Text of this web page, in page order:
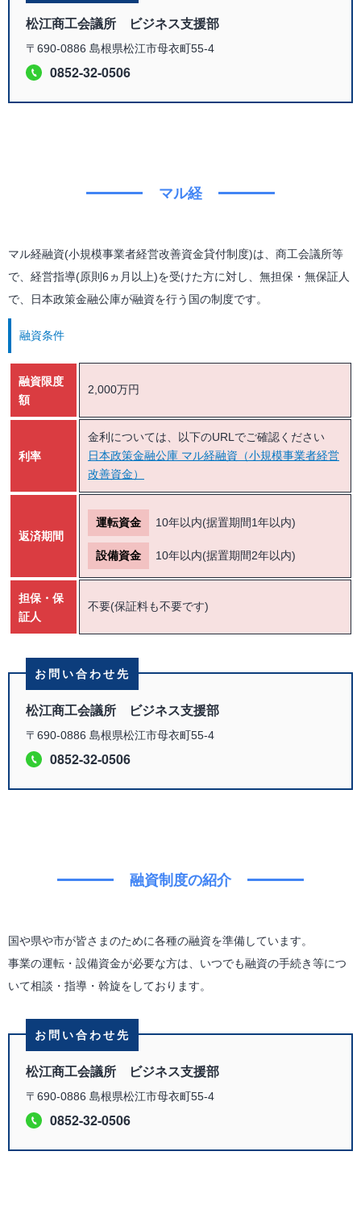
松江商工会議所 ビジネス支援部
〒690-0886 島根県松江市母衣町55-4
0852-32-0506
マル経
マル経融資(小規模事業者経営改善資金貸付制度)は、商工会議所等
で、経営指導(原則6ヵ月以上)を受けた方に対し、無担保・無保証人
で、日本政策金融公庫が融資を行う国の制度です。
融資条件
融資限度
額
2,000万円
利率
金利については、以下のURLでご確認ください
日本政策金融公庫 マル経融資（小規模事業者経営
改善資金）
返済期間
運転資金 10年以内(据置期間1年以内)
設備資金 10年以内(据置期間2年以内)
担保・保
証人
不要(保証料も不要です)
お問い合わせ先
松江商工会議所 ビジネス支援部
〒690-0886 島根県松江市母衣町55-4
0852-32-0506
融資制度の紹介
国や県や市が皆さまのために各種の融資を準備しています。
事業の運転・設備資金が必要な方は、いつでも融資の手続き等につ
いて相談・指導・斡旋をしております。
お問い合わせ先
松江商工会議所 ビジネス支援部
〒690-0886 島根県松江市母衣町55-4
0852-32-0506